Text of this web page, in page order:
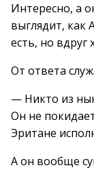
Интересно, а
выглядит, как
есть, но вдруг
От ответа
— Никто из
Он не
Эритане
А он вообще